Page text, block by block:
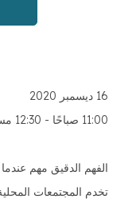
16 ديسمبر 2020
11:00 صباحًا - 12:30 مساءً بالتوقيت الشرقي
الفهم الدقيق مهم
تخدم المجتمعات